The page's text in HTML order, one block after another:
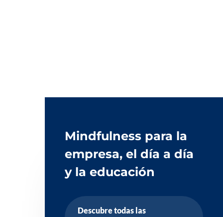
Mindfulness para la
empresa, el día a día
y la educación
Descubre todas las